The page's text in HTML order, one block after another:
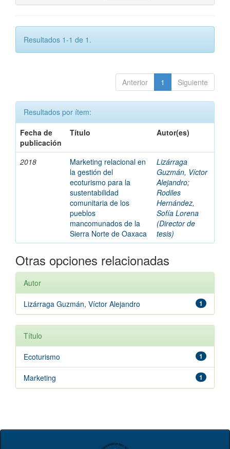
Resultados 1-1 de 1.
Anterior 1 Siguiente
Resultados por ítem:
Fecha de
publicación
Título Autor(es)
2018
Marketing relacional en
la gestión del
ecoturismo para la
sustentabilidad
comunitaria de los
pueblos
mancomunados de la
Sierra Norte de Oaxaca
Lizárraga
Guzmán, Víctor
Alejandro;
Rodiles
Hernández,
Sofía Lorena
(Director de
tesis)
Otras opciones relacionadas
Autor
1
Lizárraga Guzmán, Víctor Alejandro
Título
1
Ecoturismo
1
Marketing